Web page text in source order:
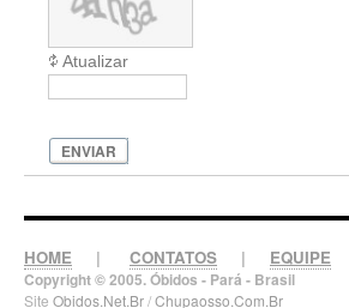
Atualizar
ENVIAR
HOME | CONTATOS | EQUIPE
Copyright © 2005. Óbidos - Pará - Brasil
Site Obidos.Net.Br/Chupaosso.Com.Br